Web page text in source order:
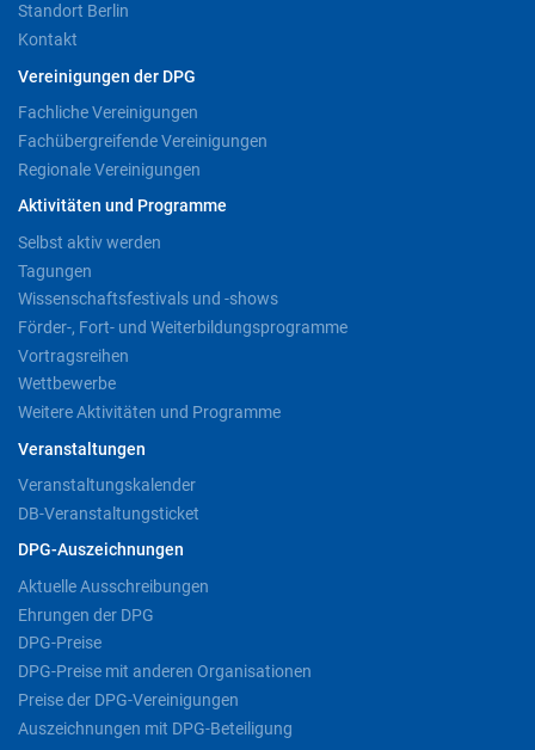
Standort Berlin
Kontakt
Vereinigungen der DPG
Fachliche Vereinigungen
Fachübergreifende Vereinigungen
Regionale Vereinigungen
Aktivitäten und Programme
Selbst aktiv werden
Tagungen
Wissenschaftsfestivals und -shows
Förder-, Fort- und Weiterbildungsprogramme
Vortragsreihen
Wettbewerbe
Weitere Aktivitäten und Programme
Veranstaltungen
Veranstaltungskalender
DB-Veranstaltungsticket
DPG-Auszeichnungen
Aktuelle Ausschreibungen
Ehrungen der DPG
DPG-Preise
DPG-Preise mit anderen Organisationen
Preise der DPG-Vereinigungen
Auszeichnungen mit DPG-Beteiligung